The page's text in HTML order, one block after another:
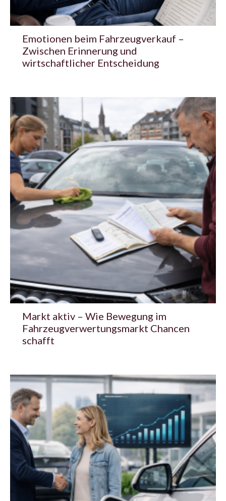
Emotionen beim Fahrzeugverkauf –
Zwischen Erinnerung und
wirtschaftlicher Entscheidung
Markt aktiv – Wie Bewegung im
Fahrzeugverwertungsmarkt Chancen
schafft